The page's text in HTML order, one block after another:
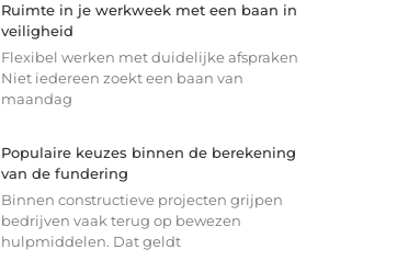
Ruimte in je werkweek met een baan in
veiligheid
Flexibel werken met duidelijke afspraken
Niet iedereen zoekt een baan van
maandag
Populaire keuzes binnen de berekening
van de fundering
Binnen constructieve projecten grijpen
bedrijven vaak terug op bewezen
hulpmiddelen. Dat geldt